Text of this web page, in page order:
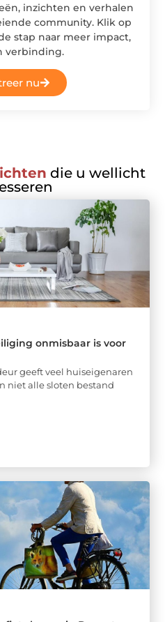
inzichten en verhalen
community. Klik op
stap naar meer impact,
verbinding.
nu
die u wellicht
onmisbaar is voor
geeft veel huiseigenaren
niet alle sloten bestand